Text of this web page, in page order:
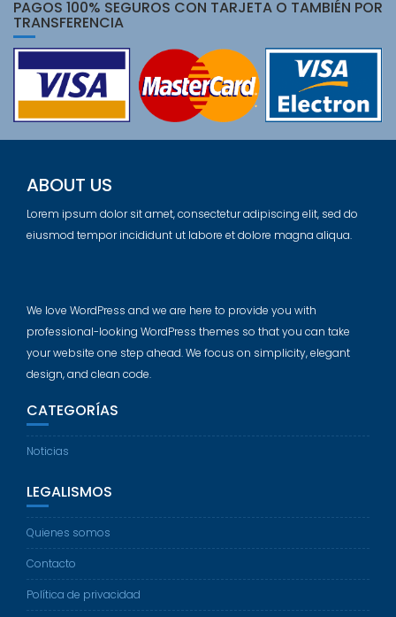
PAGOS 100% SEGUROS CON TARJETA O TAMBIÉN POR
TRANSFERENCIA
ABOUT US
Lorem ipsum dolor sit amet, consectetur adipiscing elit, sed do
eiusmod tempor incididunt ut labore et dolore magna aliqua.
We love WordPress and we are here to provide you with
professional-looking WordPress themes so that you can take
your website one step ahead. We focus on simplicity, elegant
design, and clean code.
CATEGORÍAS
Noticias
LEGALISMOS
Quienes somos
Contacto
Política de privacidad